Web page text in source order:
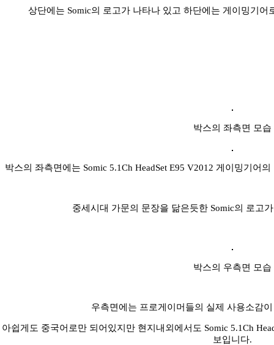
상단에는 Somic의 로고가 나타나 있고 하단에는 게이밍기
박스의 좌측면 모습
박스의 좌측면에는 Somic 5.1Ch HeadSet E95 V2012 게이밍기어
중세시대 가문의 문장을 닮은듯한 Somic의 로고
박스의 우측면 모습
우측면에는 프로게이머들의 실제 사용소감
아쉽게도 중국어로만 되어있지만 현지내외에서도 Somic 5.1Ch
보입니다.